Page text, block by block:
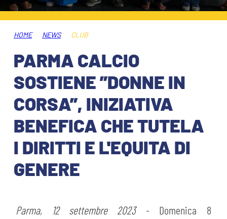
HOSPITALITY
MUSEUM CLUB EXPERIENCE
BIGLIETTI
ABBONAMENTI
INFO BIGLIETTI
TARDINI CARD
INFORMAZIONI ACCREDITI
TRASFERTE
SHOP
ESPORTS
IL CLUB
ORGANIGRAMMA
STORIA
MUTTI TRAINING CENTER
FLASH NEWS
HOME NEWS CLUB
PARMA CALCIO
SOSTIENE ”DONNE IN
CORSA”, INIZIATIVA
BENEFICA CHE TUTELA
I DIRITTI E L'EQUITA DI
GENERE
Parma, 12 settembre 2023- Domenica 8